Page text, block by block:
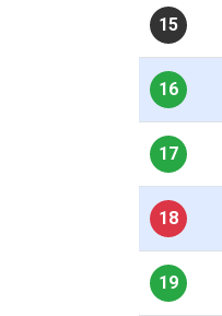
15
16
17
18
19